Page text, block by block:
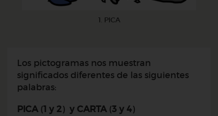
1. PICA
Los pictogramas nos muestran
significados diferentes de las siguientes
palabras:
PICA (1 y 2) y CARTA(3 y 4)